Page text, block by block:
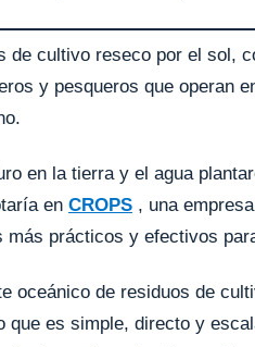
de cultivo reseco por el sol,
y pesqueros que operan
en la tierra y el agua
en CROPS , una
más prácticos y efectivos
oceánico de residuos de
que es simple, directo y